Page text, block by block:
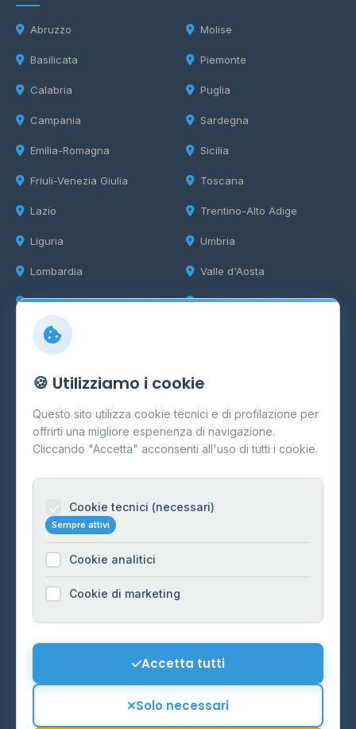
Abruzzo
Basilicata
Calabria
Campania
Emilia-Romagna
Friuli-Venezia Giulia
Lazio
Liguria
Lombardia
Marche
Molise
Piemonte
Puglia
Sardegna
Sicilia
Toscana
Trentino-Alto Adige
Umbria
Valle d'Aosta
Veneto
Info
Cos'è il GPL
FAQ
Contatti
Informazioni legali
Cookie Policy
Preferenze Cookie
Mappa del sito
🍪 Utilizziamo i cookie
Questo sito utilizza cookie tecnici e di profilazione per
offrirti una migliore esperienza di navigazione.
Cliccando "Accetta" acconsenti all'uso di tutti i cookie.
Cookie tecnici (necessari)
Sempre attivi
Cookie analitici
Cookie di marketing
Accetta tutti
Solo necessari